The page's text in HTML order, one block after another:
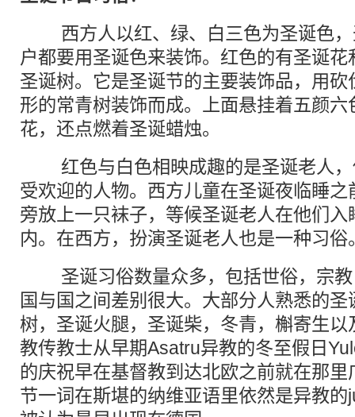
西方人以红、绿、白三色为圣诞色，
户都要用圣诞色来装饰。红色的有圣诞
圣诞树。它是圣诞节的主要装饰品，用
形的常青树装饰而成。上面悬挂着五颜
花，还点燃着圣诞蜡烛。
红色与白色相映成趣的是圣诞老人，
受欢迎的人物。西方儿童在圣诞夜临睡
旁放上一只袜子，等候圣诞老人在他们
内。在西方，扮演圣诞老人也是一种习俗
圣诞习俗数量众多，包括世俗，宗教
国与国之间差别很大。大部分人熟悉的
树，圣诞火腿，圣诞柴，冬青，槲寄生
教传教士从早期Asatru异教的冬至假日
的庆祝早在基督教到达北欧之前就在那
节一词在斯堪的纳维亚语里依然是异教